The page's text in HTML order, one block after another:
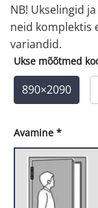
NB! Ukselingid
neid komplektis
variandid.
Ukse mõõtmed
890×2090
Avamine *